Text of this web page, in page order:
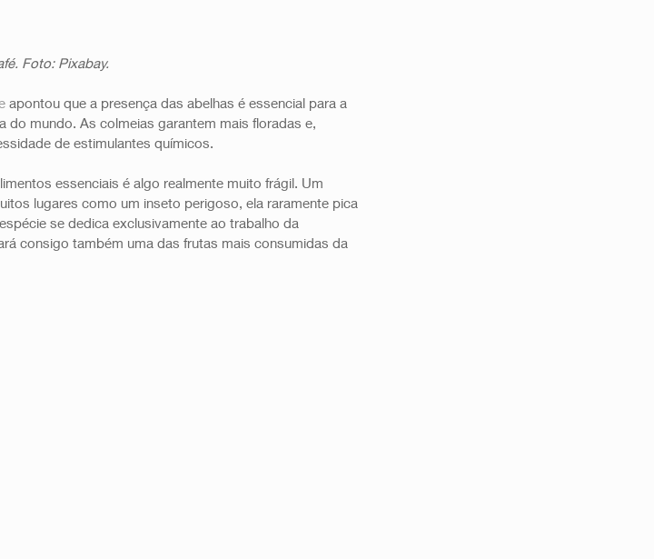
Foto: Pixabay.
apontou que a presença das abelhas é essencial para a
mundo. As colmeias garantem mais floradas e,
de estimulantes químicos.
essenciais é algo realmente muito frágil. Um
lugares como um inseto perigoso, ela raramente pica
se dedica exclusivamente ao trabalho da
consigo também uma das frutas mais consumidas da